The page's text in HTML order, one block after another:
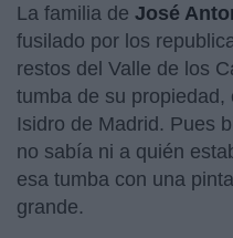
La familia de José
fusilado por los
restos del Valle de los
tumba de su
Isidro de Madrid. Pues
no sabía ni a quién
esa tumba con una
grande.